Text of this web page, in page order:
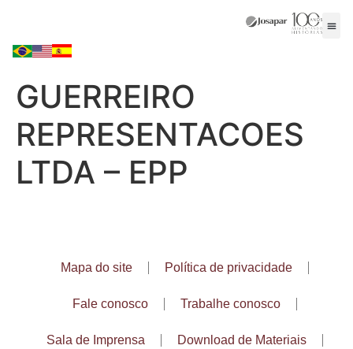
GUERREIRO
REPRESENTACOES
LTDA – EPP
Mapa do site Política de privacidade
Fale conosco Trabalhe conosco
Sala de Imprensa Download de Materiais